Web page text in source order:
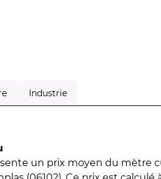
Industrie
un prix moyen du mètre